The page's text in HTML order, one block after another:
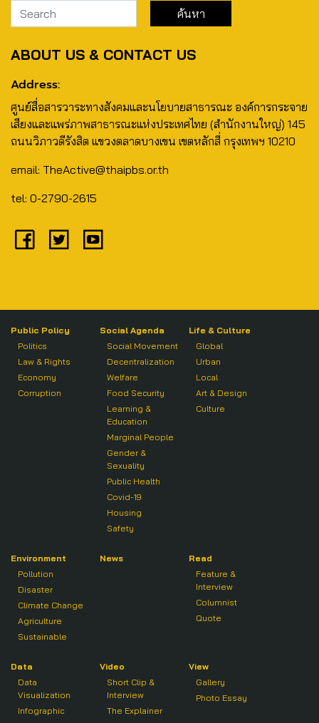
ABOUT US & CONTACT US
Address:
ศูนย์สื่อสารวาระทางสังคมและนโยบายสาธารณะ องค์การกระจาย
เสียงและแพร่ภาพสาธารณะแห่งประเทศไทย (สำนักงานใหญ่) 145
ถนนวิภาวดีรังสิต แขวงตลาดบางเขน เขตหลักสี่ กรุงเทพฯ 10210
email: TheActive@thaipbs.or.th
tel: 0-2790-2615
Public Policy
Politics
Law & Rights
Economy
Corruption
Social Agenda
Social Movement
Decentralization
Welfare
Food Security
Learning &
Education
Marginal People
Gender &
Sexuality
Public Health
Covid-19
Housing
Safety
Life & Culture
Global
Urban
Local
Art & Design
Culture
Environment
Pollution
Disaster
Climate Change
Agriculture
Sustainable
News
Read
Feature &
Interview
Columnist
Quote
Data
Data
Visualization
Infographic
Video
Short Clip &
Interview
The Explainer
View
Gallery
Photo Essay